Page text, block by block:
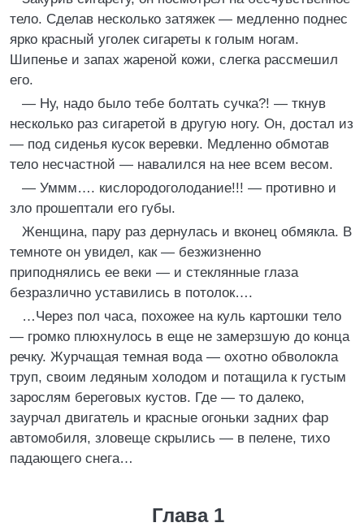
тело. Сделав несколько затяжек — медленно поднес
ярко красный уголек сигареты к голым ногам.
Шипенье и запах жареной кожи, слегка рассмешил
его.
— Ну, надо было тебе болтать сучка?! — ткнув
несколько раз сигаретой в другую ногу. Он, достал из
— под сиденья кусок веревки. Медленно обмотав
тело несчастной — навалился на нее всем весом.
— Уммм…. кислородоголодание!!! — противно и
зло прошептали его губы.
Женщина, пару раз дернулась и вконец обмякла. В
темноте он увидел, как — безжизненно
приподнялись ее веки — и стеклянные глаза
безразлично уставились в потолок….
…Через пол часа, похожее на куль картошки тело
— громко плюхнулось в еще не замерзшую до конца
речку. Журчащая темная вода — охотно обволокла
труп, своим ледяным холодом и потащила к густым
зарослям береговых кустов. Где — то далеко,
заурчал двигатель и красные огоньки задних фар
автомобиля, зловеще скрылись — в пелене, тихо
падающего снега…
Глава 1